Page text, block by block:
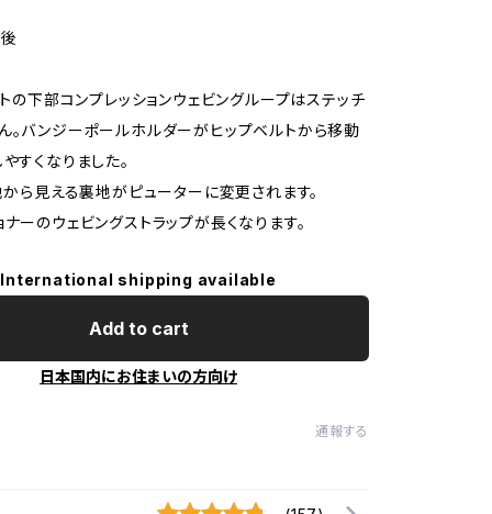
の下部コンプレッションウェビングループはステッチ
。バンジーポールホルダーがヒップベルトから移動
すくなりました。
ら見える裏地がピューターに変更されます。
ナーのウェビングストラップが長くなります。
International shipping available
Add to cart
日本国内にお住まいの方向け
通報する